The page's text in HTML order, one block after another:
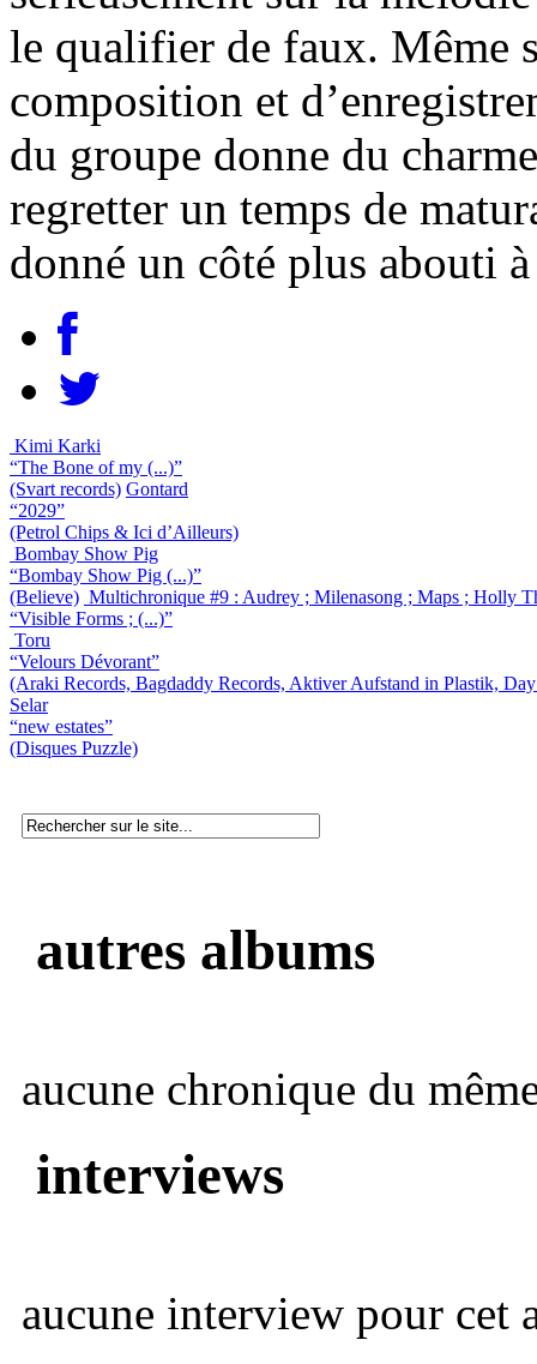
le qualifier de faux. Même
composition et
du groupe donne du
regretter un temps de
donné un côté plus abouti
Kimi Karki
“The Bone of my (...)”
(Svart records) Gontard
“2029”
(Petrol Chips & Ici d’Ailleurs)
Bombay Show Pig
“Bombay Show Pig (...)”
(Believe) Multichronique #9 : Audrey ; Milenasong ; Maps ; Holly
“Visible Forms ; (...)”
Toru
“Velours Dévorant”
(Araki Records, Bagdaddy Records, Aktiver Aufstand in Plastik,
Selar
“new estates”
(Disques Puzzle)
autres albums
aucune chronique du
interviews
aucune interview pour cet